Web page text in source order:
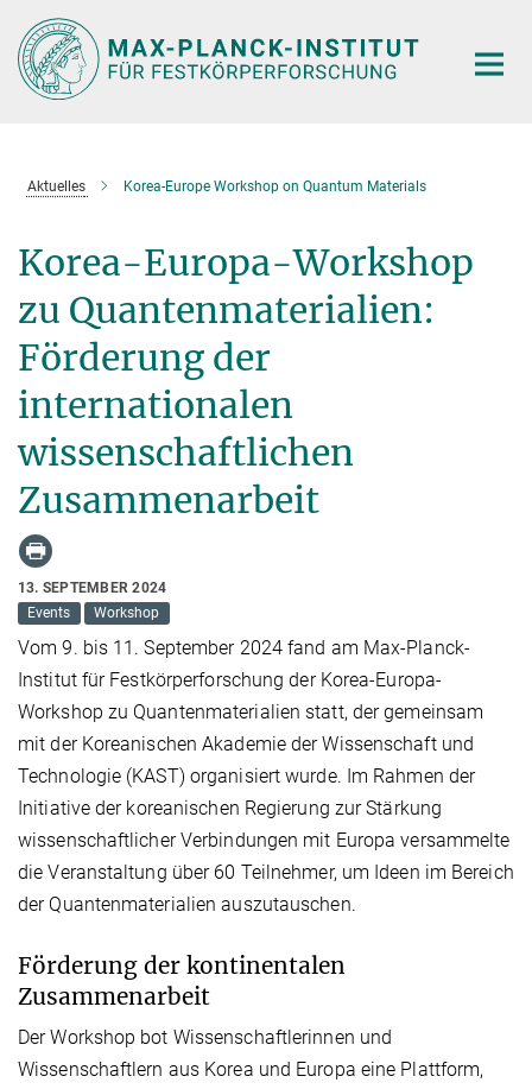
Hauptinhalt
Aktuelles Korea-Europe Workshop on Quantum Materials
Korea-Europa-Workshop
zu Quantenmaterialien:
Förderung der
internationalen
wissenschaftlichen
Zusammenarbeit
13. SEPTEMBER 2024
Events
Workshop
Vom 9. bis 11. September 2024 fand am Max-Planck-
Institut für Festkörperforschung der Korea-Europa-
Workshop zu Quantenmaterialien statt, der gemeinsam
mit der Koreanischen Akademie der Wissenschaft und
Technologie (KAST) organisiert wurde. Im Rahmen der
Initiative der koreanischen Regierung zur Stärkung
wissenschaftlicher Verbindungen mit Europa versammelte
die Veranstaltung über 60 Teilnehmer, um Ideen im Bereich
der Quantenmaterialien auszutauschen.
Förderung der kontinentalen
Zusammenarbeit
Der Workshop bot Wissenschaftlerinnen und
Wissenschaftlern aus Korea und Europa eine Plattform,